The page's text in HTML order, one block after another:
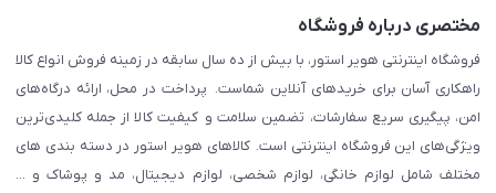
مختصری درباره فروشگاه
فروشگاه اینترنتی هویر استور، با بیش از ده سال سابقه در زمینه فروش انواع کالا
راهکاری آسان برای خریدهای آنلاین شماست. پرداخت در محل، ارائه درگاه‌های
امن، پیگیری سریع سفارشات، تضمین سلامت و کیفیت کالا از جمله کلیدی‌ترین
ویژگی‌های این فروشگاه اینترنتی است. کالاهای هویر استور در دسته بندی های
مختلف شامل لوازم خانگی، لوازم شخصی، لوازم دیجیتال، مد و پوشاک و ...